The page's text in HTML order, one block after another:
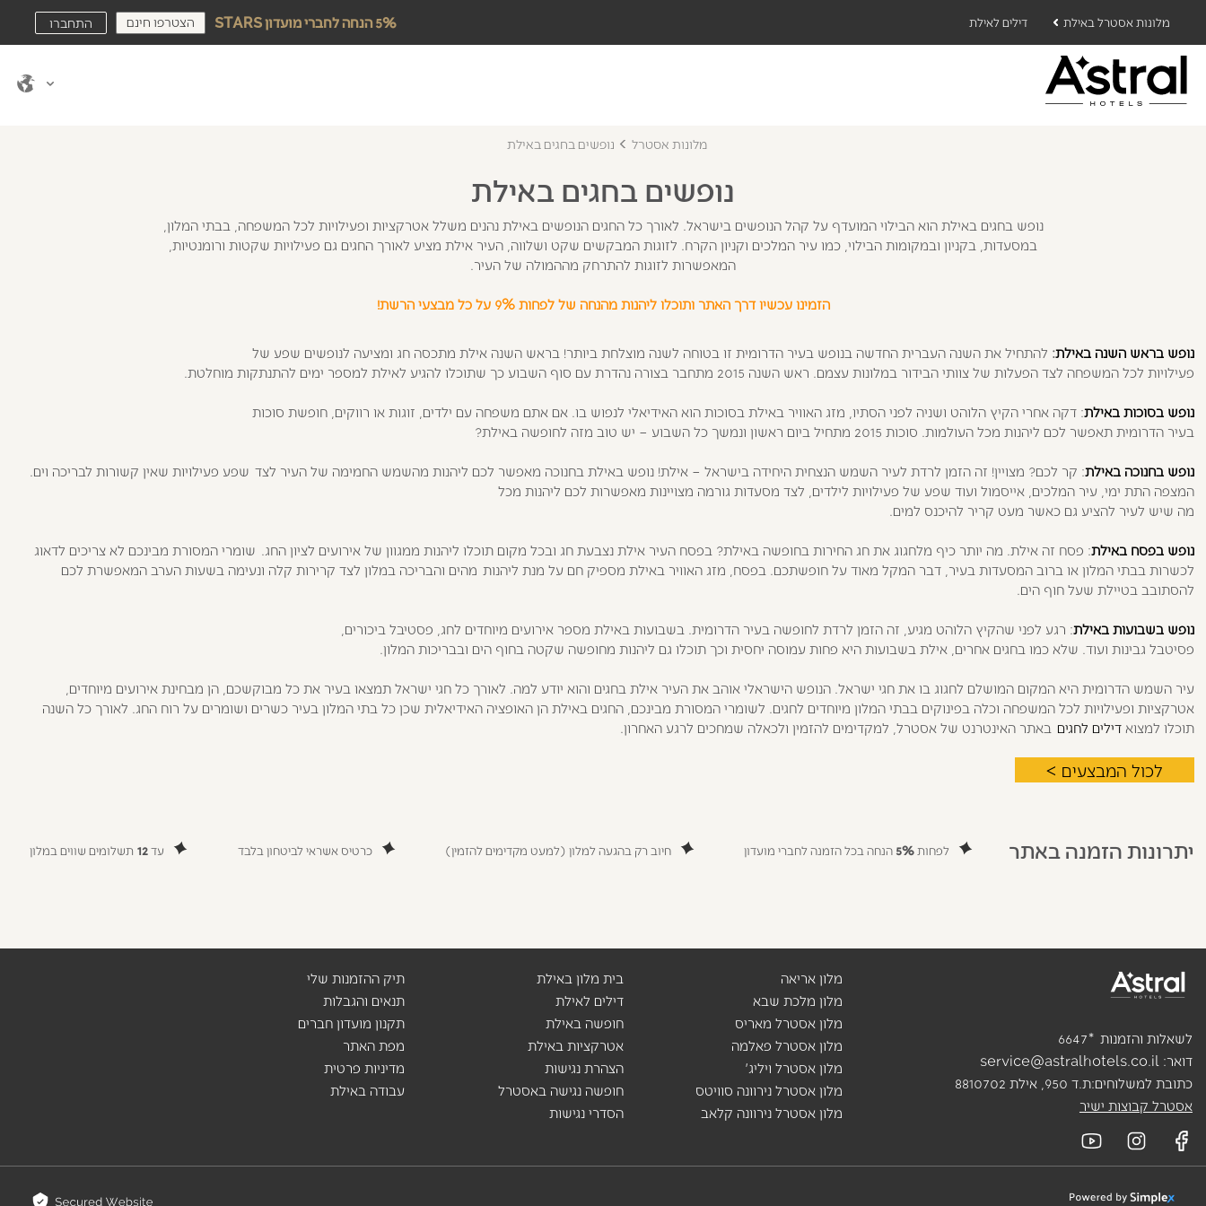
מלונות אסטרל באילת דילים לאילת 5% הנחה לחברי מועדון STARS הצטרפו חינם התחברו
מלונות אסטרל נופשים בחגים באילת
נופשים בחגים באילת
נופש בחגים באילת הוא הבילוי המועדף על קהל הנופשים בישראל. לאורך כל החגים הנופשים באילת נהנים משלל אטרקציות ופעילויות לכל המשפחה, בבתי המלון,
במסעדות, בקניון ובמקומות הבילוי, כמו עיר המלכים וקניון הקרח. לזוגות המבקשים שקט ושלווה, העיר אילת מציע לאורך החגים גם פעילויות שקטות ורומנטיות,
המאפשרות לזוגות להתרחק מההמולה של העיר.
הזמינו עכשיו דרך האתר ותוכלו ליהנות מהנחה של לפחות 9% על כל מבצעי הרשת!
נופש בראש השנה באילת: להתחיל את השנה העברית החדשה בנופש בעיר הדרומית זו בטוחה לשנה מוצלחת ביותר! בראש השנה אילת מתכסה חג ומציעה לנופשים שפע של
פעילויות לכל המשפחה לצד הפעלות של צוותי הבידור במלונות עצמם. ראש השנה 2015 מתחבר בצורה נהדרת עם סוף השבוע כך שתוכלו להגיע לאילת למספר ימים להתנתקות מוחלטת.
נופש בסוכות באילת: דקה אחרי הקיץ הלוהט ושניה לפני הסתיו, מזג האוויר באילת בסוכות הוא האידיאלי לנפוש בו. אם אתם משפחה עם ילדים, זוגות או רווקים, חופשת סוכות
בעיר הדרומית תאפשר לכם ליהנות מכל העולמות. סוכות 2015 מתחיל ביום ראשון ונמשך כל השבוע – יש טוב מזה לחופשה באילת?
נופש בחנוכה באילת: קר לכם? מצויין! זה הזמן לרדת לעיר השמש הנצחית היחידה בישראל – אילת! נופש באילת בחנוכה מאפשר לכם ליהנות מהשמש החמימה של העיר לצד שפע פעילויות שאין קשורות לבריכה וים.
המצפה התת ימי, עיר המלכים, אייסמול ועוד שפע של פעילויות לילדים, לצד מסעדות גורמה מצויינות מאפשרות לכם ליהנות מכל
מה שיש לעיר להציע גם כאשר מעט קריר להיכנס למים.
נופש בפסח באילת: פסח זה אילת. מה יותר כיף מלחגוג את חג החירות בחופשה באילת? בפסח העיר אילת נצבעת חג ובכל מקום תוכלו ליהנות ממגוון של אירועים לציון החג. שומרי המסורת מבינכם לא צריכים לדאוג
לכשרות בבתי המלון או ברוב המסעדות בעיר, דבר המקל מאוד על חופשתכם. בפסח, מזג האוויר באילת מספיק חם על מנת ליהנות מהים והבריכה במלון לצד קרירות קלה ונעימה בשעות הערב המאפשרת לכם
להסתובב בטיילת שעל חוף הים.
נופש בשבועות באילת: רגע לפני שהקיץ הלוהט מגיע, זה הזמן לרדת לחופשה בעיר הדרומית. בשבועות באילת מספר אירועים מיוחדים לחג, פסטיבל ביכורים,
פסיטבל גבינות ועוד. שלא כמו בחגים אחרים, אילת בשבועות היא פחות עמוסה יחסית וכך תוכלו גם ליהנות מחופשה שקטה בחוף הים ובבריכות המלון.
עיר השמש הדרומית היא המקום המושלם לחגוג בו את חגי ישראל. הנופש הישראלי אוהב את העיר אילת בחגים והוא יודע למה. לאורך כל חגי ישראל תמצאו בעיר את כל מבוקשכם, הן מבחינת אירועים מיוחדים,
אטרקציות ופעילויות לכל המשפחה וכלה בפינוקים בבתי המלון מיוחדים לחגים. לשומרי המסורת מבינכם, החגים באילת הן האופציה האידיאלית שכן כל בתי המלון בעיר כשרים ושומרים על רוח החג. לאורך כל השנה
תוכלו למצואדילים לחגים באתר האינטרנט של אסטרל, למקדימים להזמין ולכאלה שמחכים לרגע האחרון.
לכול המבצעים >
יתרונות הזמנה באתר לפחות5% הנחה בכל הזמנה לחברי מועדון חיוב רק בהגעה למלון (למעט מקדימים להזמין) כרטיס אשראי לביטחון בלבד עד12 תשלומים שווים במלון
לשאלות והזמנות *
6647
דואר: service@astralhotels.co.il
כתובת למשלוחים:ת.ד 950, אילת 8810702
אסטרל קבוצות ישיר
מלון אריאה
מלון מלכת שבא
מלון אסטרל מאריס
מלון אסטרל פאלמה
מלון אסטרל ויליג'
מלון אסטרל נירוונה סוויטס
מלון אסטרל נירוונה קלאב
בית מלון באילת
דילים לאילת
חופשה באילת
אטרקציות באילת
הצהרת נגישות
חופשה נגישה באסטרל
הסדרי נגישות
תיק ההזמנות שלי
תנאים והגבלות
תקנון מועדון חברים
מפת האתר
מדיניות פרטית
עבודה באילת